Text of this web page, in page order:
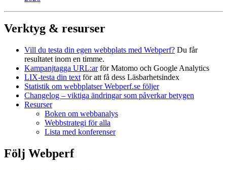
Verktyg & resurser
Vill du testa din egen webbplats med Webperf? Du får
resultatet inom en timme.
Kampanjtagga URL:arför Matomo och Google Analytics
LIX-testa din text för att få dess Läsbarhetsindex
Statistik om webbplatser Webperf.se följer
Changelog – viktiga ändringar som påverkar betygen
Resurser
Boken om webbanalys
Webbstrategi för alla
Lista med konferenser
Följ Webperf